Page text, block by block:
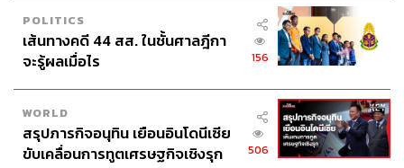
POLITICS
เส้นทางคดี 44 สส. ในชั้นศาลฎีกา
จะรู้ผลเมื่อไร
156
WORLD
สรุปภารกิจอนุทิน เยือนอินโดนีเซีย
ขับเคลื่อนการทูตเศรษฐกิจเชิงรุก
506